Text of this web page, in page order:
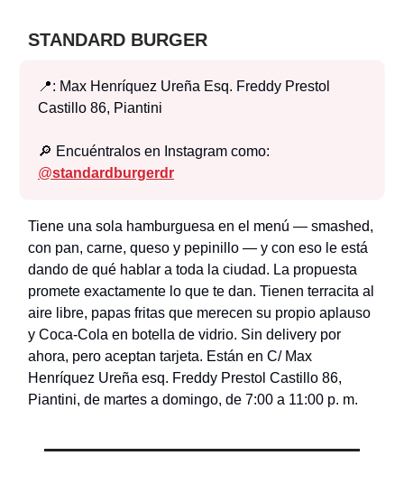
STANDARD BURGER
📍: Max Henríquez Ureña Esq. Freddy Prestol
Castillo 86, Piantini
🔎 Encuéntralos en Instagram como:
@standardburgerdr
Tiene una sola hamburguesa en el menú — smashed,
con pan, carne, queso y pepinillo — y con eso le está
dando de qué hablar a toda la ciudad. La propuesta
promete exactamente lo que te dan. Tienen terracita al
aire libre, papas fritas que merecen su propio aplauso
y Coca-Cola en botella de vidrio. Sin delivery por
ahora, pero aceptan tarjeta. Están en C/ Max
Henríquez Ureña esq. Freddy Prestol Castillo 86,
Piantini, de martes a domingo, de 7:00 a 11:00 p. m.